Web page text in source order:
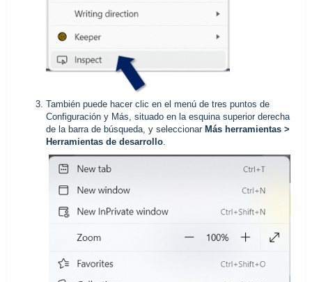
También puede hacer clic en el menú de tres puntos de
Configuración y Más, situado en la esquina superior derecha
de la barra de búsqueda, y seleccionar Más herramientas >
Herramientas de desarrollo.